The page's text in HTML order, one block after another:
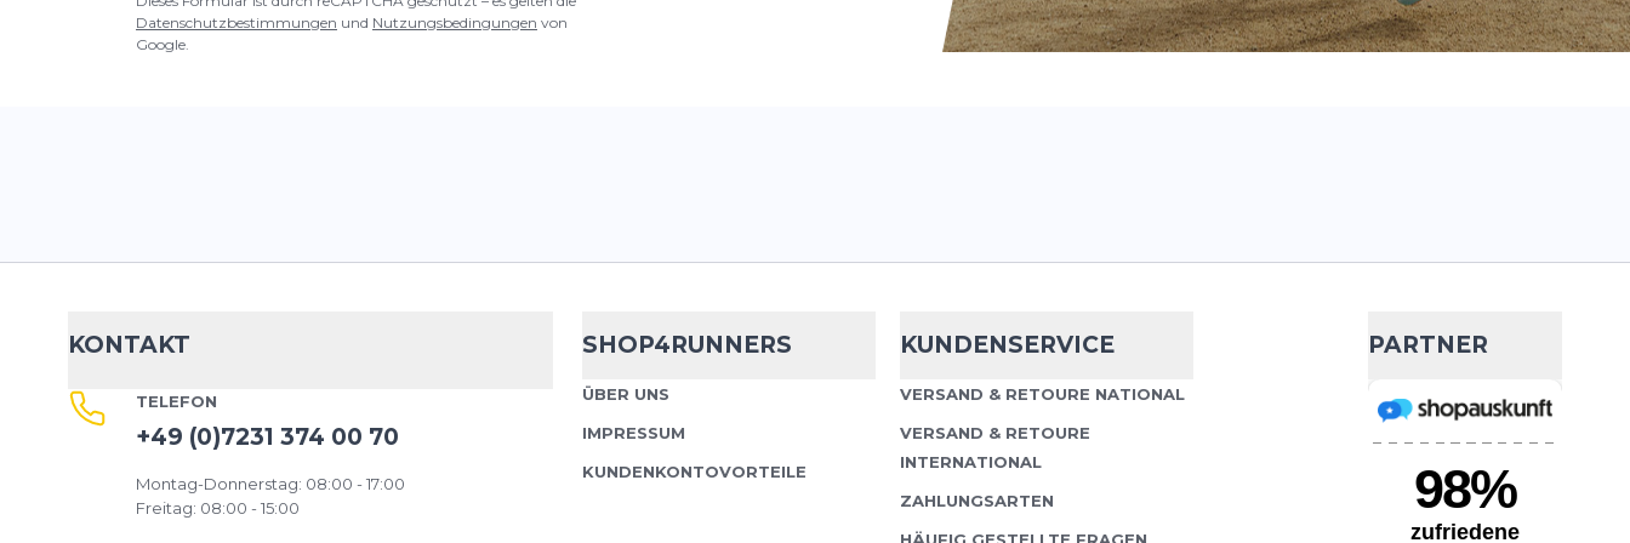
Datenschutzbestimmungen und Nutzungsbedingungen von
Google.
KONTAKT
TELEFON
+49 (0)7231 374 00 70
Montag-Donnerstag: 08:00 - 17:00
Freitag: 08:00 - 15:00
SHOP4RUNNERS
ÜBER UNS
IMPRESSUM
KUNDENKONTOVORTEILE
KUNDENSERVICE
VERSAND & RETOURE NATIONAL
VERSAND & RETOURE
INTERNATIONAL
ZAHLUNGSARTEN
PARTNER